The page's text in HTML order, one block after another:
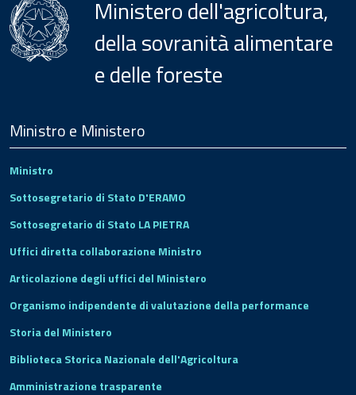
Ministero dell'agricoltura,
della sovranità alimentare
e delle foreste
Footer
Ministro e Ministero
Ministro
Sottosegretario di Stato D'ERAMO
Sottosegretario di Stato LA PIETRA
Uffici diretta collaborazione Ministro
Articolazione degli uffici del Ministero
Organismo indipendente di valutazione della performance
Storia del Ministero
Biblioteca Storica Nazionale dell'Agricoltura
Amministrazione trasparente